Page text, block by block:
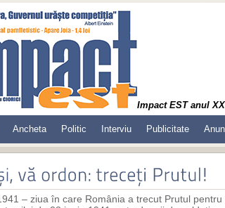
Impact EST anul
Ancheta Politic Interviu Publicitate
– ziua în care România a trecut Prutul